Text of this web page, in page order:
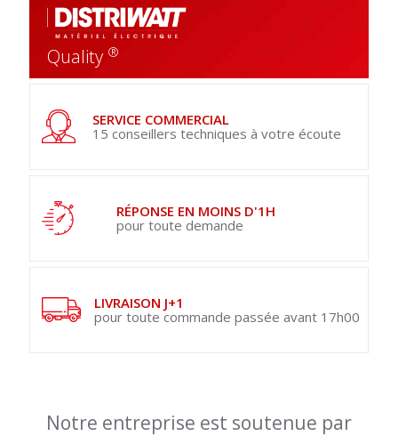
Quality ®
SERVICE COMMERCIAL
15 conseillers techniques à votre écoute
RÉPONSE EN MOINS D'1H
pour toute demande
LIVRAISON J+1
pour toute commande passée avant 17h00
Notre entreprise est soutenue par